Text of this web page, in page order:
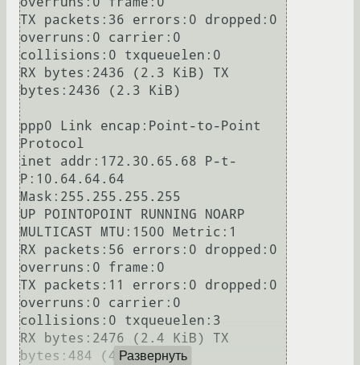
TX packets:36 errors:0 dropped:0
overruns:0 carrier:0
collisions:0 txqueuelen:0
RX bytes:2436 (2.3 KiB) TX
bytes:2436 (2.3 KiB)
ppp0 Link encap:Point-to-Point
Protocol
inet addr:172.30.65.68 P-t-
P:10.64.64.64
Mask:255.255.255.255
UP POINTOPOINT RUNNING NOARP
MULTICAST MTU:1500 Metric:1
RX packets:56 errors:0 dropped:0
overruns:0 frame:0
TX packets:11 errors:0 dropped:0
overruns:0 carrier:0
collisions:0 txqueuelen:3
RX bytes:2476 (2.4 KiB) TX
bytes:484 (484.0 B)
Развернуть